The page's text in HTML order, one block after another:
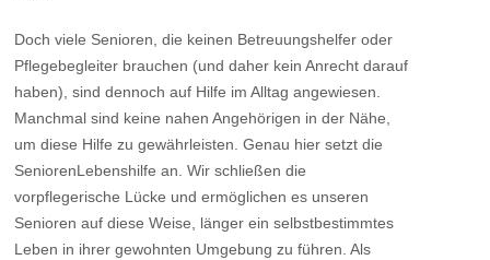
Doch viele Senioren, die keinen Betreuungshelfer oder
Pflegebegleiter brauchen (und daher kein Anrecht darauf
haben), sind dennoch auf Hilfe im Alltag angewiesen.
Manchmal sind keine nahen Angehörigen in der Nähe,
um diese Hilfe zu gewährleisten. Genau hier setzt die
SeniorenLebenshilfe an. Wir schließen die
vorpflegerische Lücke und ermöglichen es unseren
Senioren auf diese Weise, länger ein selbstbestimmtes
Leben in ihrer gewohnten Umgebung zu führen. Als